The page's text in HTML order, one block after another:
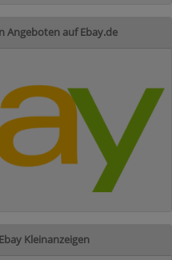
Angeboten auf Ebay.de
Kleinanzeigen